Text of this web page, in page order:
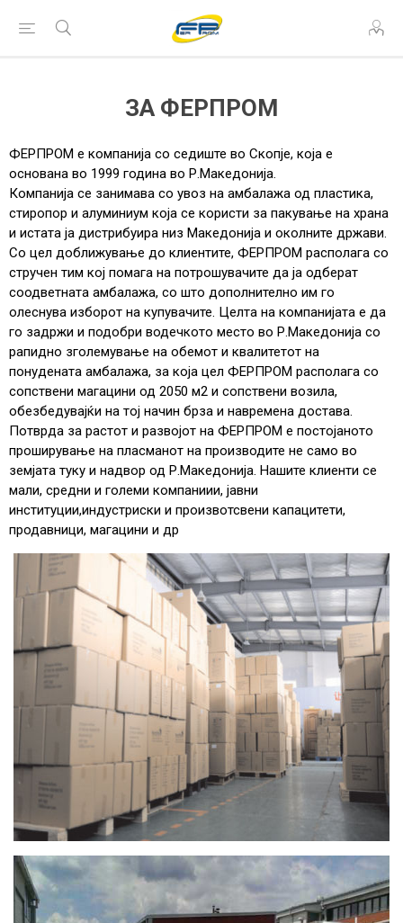
ЗА ФЕРПРОМ
ФЕРПРОМ е компанија со седиште во Скопје, која е
основана во 1999 година во Р.Македонија.
Компанија се занимава со увоз на амбалажа од пластика,
стиропор и алуминиум која се користи за пакување на храна
и истата ја дистрибуира низ Македонија и околните држави.
Со цел доближување до клиентите, ФЕРПРОМ располага со
стручен тим кој помага на потрошувачите да ја одберат
соодветната амбалажа, со што дополнително им го
олеснува изборот на купувачите. Целта на компанијата е да
го задржи и подобри водечкото место во Р.Македонија со
рапидно зголемување на обемот и квалитетот на
понудената амбалажа, за која цел ФЕРПРОМ располага со
сопствени магацини од 2050 м2 и сопствени возила,
обезбедувајќи на тој начин брза и навремена достава.
Потврда за растот и развојот на ФЕРПРОМ е постојаното
проширување на пласманот на производите не само вo
зeмјата туку и надвор од Р.Македонија. Нашите клиенти се
мали, средни и големи компаниии, јавни
институции,индустриски и произвотсвени капацитети,
продавници, магацини и др